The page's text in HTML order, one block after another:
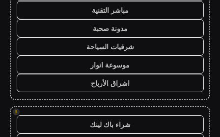
مباشر التقنية
مدونة صحبة
شرقيات السياحة
موسوعة انوار
اشراق الأرباح
!
شراء باك لينك